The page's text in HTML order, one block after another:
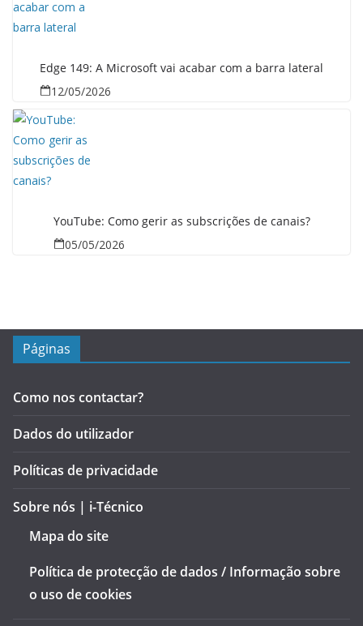
Edge 149: A Microsoft vai acabar com a barra lateral
12/05/2026
YouTube: Como gerir as subscrições de canais?
05/05/2026
Páginas
Como nos contactar?
Dados do utilizador
Políticas de privacidade
Sobre nós | i-Técnico
Mapa do site
Política de protecção de dados / Informação sobre
o uso de cookies